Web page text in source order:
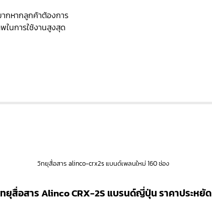
ากหากลูกค้าต้องการ
ในการใช้งานสูงสุด
วิทยุสื่อสาร alinco-crx2s แบนด์เพลนใหม่ 160 ช่อง
ยุสื่อสาร Alinco CRX-2S แบรนด์ญี่ปุ่น ราคาประหยัด